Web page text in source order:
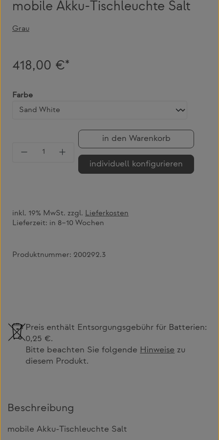
mobile Akku-Tischleuchte Salt
Grau
418,00 €*
Farbeauswählen
Produkt Anzahl: Gib den gewünschten
in den Warenkorb
individuell konfigurieren
inkl. 19% MwSt. zzgl. Lieferkosten
Lieferzeit: in 8–10 Wochen
Produktnummer: 200292.3
Preis enthält Entsorgungsgebühr für Batterien:
0,25 €.
Bitte beachten Sie folgende Hinweise zu
diesem Produkt.
Beschreibung
mobile Akku-Tischleuchte Salt